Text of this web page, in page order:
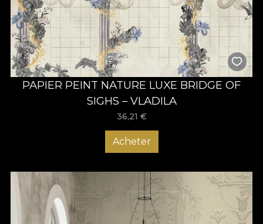
PAPIER PEINT NATURE LUXE BRIDGE OF
SIGHS – VLADILA
36,21 €
Acheter